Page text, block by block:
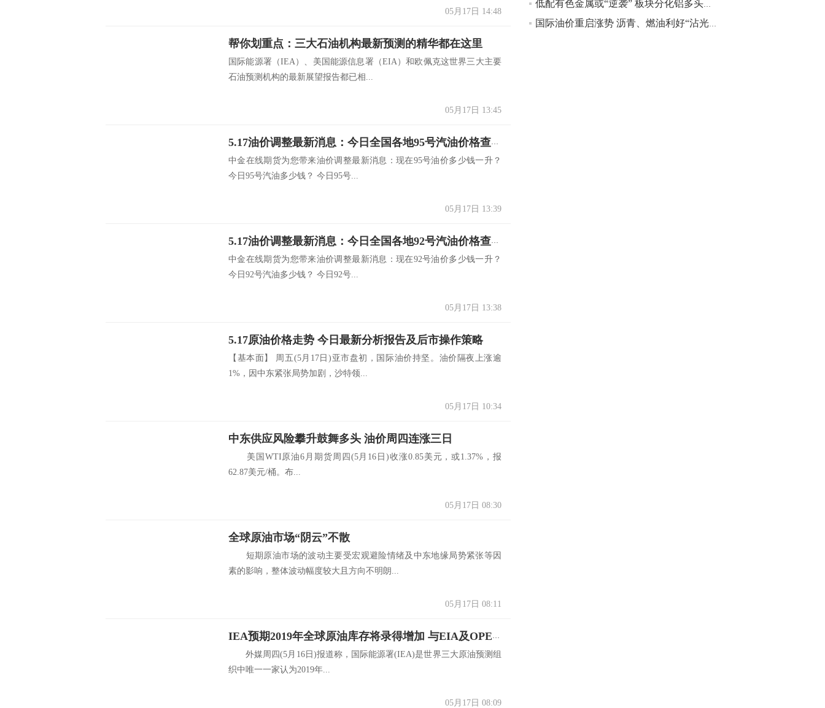
05月17日 14:48
帮你划重点：三大石油机构最新预测的精华都在这里
国际能源署（IEA）、美国能源信息署（EIA）和欧佩克这世界三大主要
石油预测机构的最新展望报告都已相...
05月17日 13:45
5.17油价调整最新消息：今日全国各地95号汽油价格查询一览
中金在线期货为您带来油价调整最新消息：现在95号油价多少钱一升？
今日95号汽油多少钱？ 今日95号...
05月17日 13:39
5.17油价调整最新消息：今日全国各地92号汽油价格查询一览
中金在线期货为您带来油价调整最新消息：现在92号油价多少钱一升？
今日92号汽油多少钱？ 今日92号...
05月17日 13:38
5.17原油价格走势 今日最新分析报告及后市操作策略
【基本面】 周五(5月17日)亚市盘初，国际油价持坚。油价隔夜上涨逾
1%，因中东紧张局势加剧，沙特领...
05月17日 10:34
中东供应风险攀升鼓舞多头 油价周四连涨三日
美国WTI原油6月期货周四(5月16日)收涨0.85美元，或1.37%，报
62.87美元/桶。布...
05月17日 08:30
全球原油市场“阴云”不散
短期原油市场的波动主要受宏观避险情绪及中东地缘局势紧张等因
素的影响，整体波动幅度较大且方向不明朗...
05月17日 08:11
IEA预期2019年全球原油库存将录得增加 与EIA及OPEC观点不符
外媒周四(5月16日)报道称，国际能源署(IEA)是世界三大原油预测组
织中唯一一家认为2019年...
05月17日 08:09
油期货走势预测
低配有色金属或“逆袭” 板块分化铝多头行情可期
国际油价重启涨势 沥青、燃油利好“沾光”跟涨！